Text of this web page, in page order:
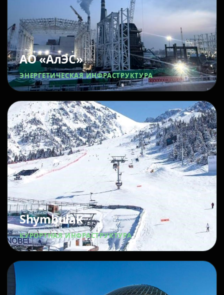
АО «АлЭС»
ЭНЕРГЕТИЧЕСКАЯ ИНФРАСТРУКТУРА
Shymbulak
КУРОРТНАЯ ИНФРАСТРУКТУРА